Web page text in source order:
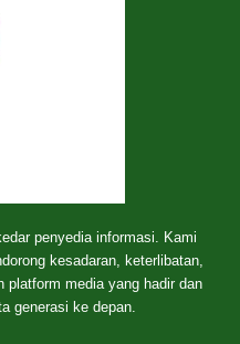
penyedia informasi. Kami
kesadaran, keterlibatan,
platform media yang hadir dan
generasi ke depan.